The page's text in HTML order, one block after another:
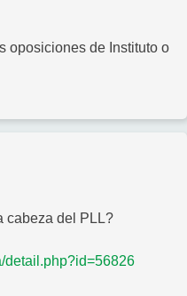
oposiciones de Instituto o
cabeza del PLL?
detail.php?id=56826